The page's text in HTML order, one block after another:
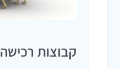
קבוצות רכישה